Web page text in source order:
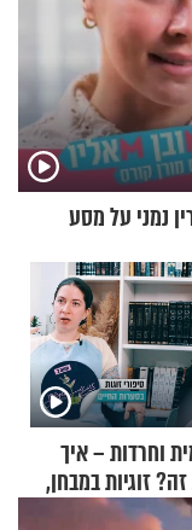
נמני על מסע
וחרדות – איך
זוגיות במבחן,
ואלתר כהן